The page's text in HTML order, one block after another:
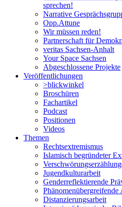
sprechen!
Narrative
Opp.Attune
Wir müssen reden!
Partnerschaft für
veritas Sachsen-Anhalt
Your Space Sachsen
Abgeschlossene Projekte
Veröffentlichungen
>blickwinkel
Broschüren
Fachartikel
Podcast
Positionen
Videos
Themen
Rechtsextremismus
Islamisch begründeter
Jugendkulturarbeit
Genderreflektierende
Phänomenüber­greifende
Distanzierungsarbeit